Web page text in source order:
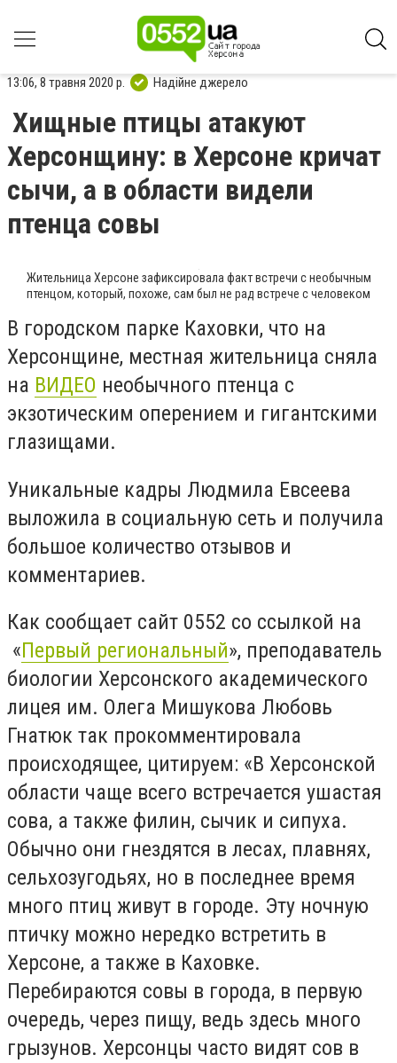
13:06, 8 травня 2020 р. Надійне джерело
Хищные птицы атакуют
Херсонщину: в Херсоне кричат
сычи, а в области видели
птенца совы
Жительница Херсоне зафиксировала факт встречи с необычным
птенцом, который, похоже, сам был не рад встрече с человеком
В городском парке Каховки, что на
Херсонщине, местная жительница сняла
на ВИДЕО необычного птенца с
экзотическим оперением и гигантскими
глазищами.
Уникальные кадры Людмила Евсеева
выложила в социальную сеть и получила
большое количество отзывов и
комментариев.
Как сообщает сайт 0552 со ссылкой на
«Первый региональный», преподаватель
биологии Херсонского академического
лицея им. Олега Мишукова Любовь
Гнатюк так прокомментировала
происходящее, цитируем: «В Херсонской
области чаще всего встречается ушастая
сова, а также филин, сычик и сипуха.
Обычно они гнездятся в лесах, плавнях,
сельхозугодьях, но в последнее время
много птиц живут в городе. Эту ночную
птичку можно нередко встретить в
Херсоне, а также в Каховке.
Перебираются совы в города, в первую
очередь, через пищу, ведь здесь много
грызунов. Херсонцы часто видят сов в